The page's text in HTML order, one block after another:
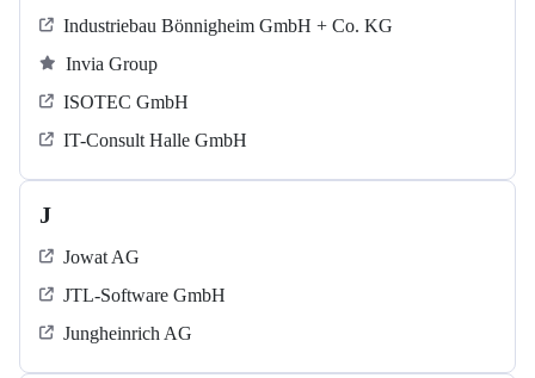
Industriebau Bönnigheim GmbH + Co. KG
Invia Group
ISOTEC GmbH
IT-Consult Halle GmbH
J
Jowat AG
JTL-Software GmbH
Jungheinrich AG